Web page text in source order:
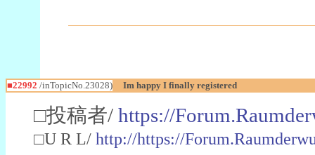
■22992 /inTopicNo.23028) Im happy I finally registered
□投稿者/ https://
□U R L/ http://https://